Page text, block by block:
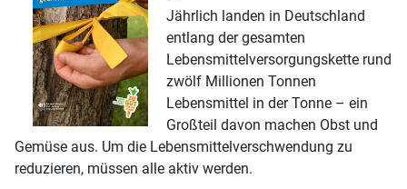
Jährlich landen in Deutschland
entlang der gesamten
Lebensmittelversorgungskette rund
zwölf Millionen Tonnen
Lebensmittel in der Tonne – ein
Großteil davon machen Obst und
Gemüse aus. Um die Lebensmittelverschwendung zu
reduzieren, müssen alle aktiv werden.